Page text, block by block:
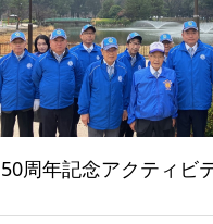
周年記念アクティビ